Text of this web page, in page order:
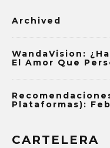
Archived
WandaVision:
El Amor Que
Plataformas):
CARTELERA